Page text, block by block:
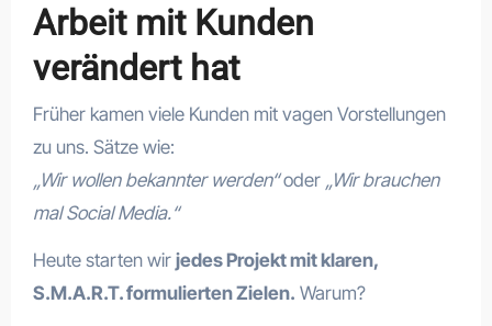
Arbeit mit Kunden
verändert hat
Früher kamen viele Kunden mit vagen Vorstellungen
zu uns. Sätze wie:
„Wir wollen bekannter werden“oder „Wir brauchen
mal Social Media.“
Heute starten wir jedes Projekt mit klaren,
S.M.A.R.T. formulierten Zielen. Warum?